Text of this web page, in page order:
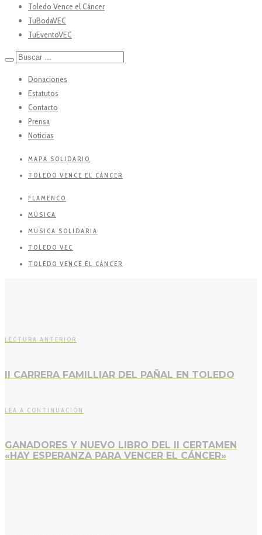
Toledo Vence el Cáncer
TuBodaVEC
TuEventoVEC
Donaciones
Estatutos
Contacto
Prensa
Noticias
MAPA SOLIDARIO
TOLEDO VENCE EL CÁNCER
FLAMENCO
MÚSICA
MÚSICA SOLIDARIA
TOLEDO VEC
TOLEDO VENCE EL CÁNCER
LECTURA ANTERIOR
II CARRERA FAMILLIAR DEL PAÑAL EN TOLEDO
LEA A CONTINUACIÓN
GANADORES Y NUEVO LIBRO DEL II CERTAMEN
«HAY ESPERANZA PARA VENCER EL CÁNCER»